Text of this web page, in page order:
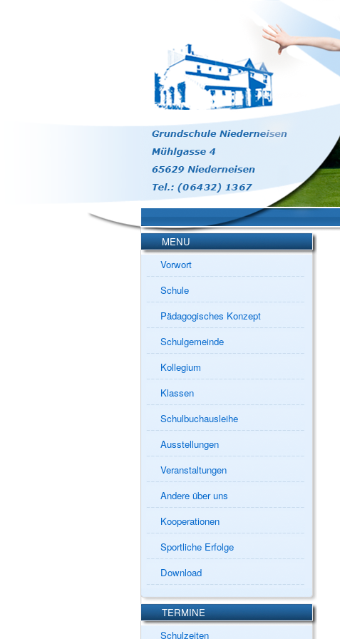
MENU
Vorwort
Schule
Pädagogisches Konzept
Schulgemeinde
Kollegium
Klassen
Schulbuchausleihe
Ausstellungen
Veranstaltungen
Andere über uns
Kooperationen
Sportliche Erfolge
Download
TERMINE
Schulzeiten